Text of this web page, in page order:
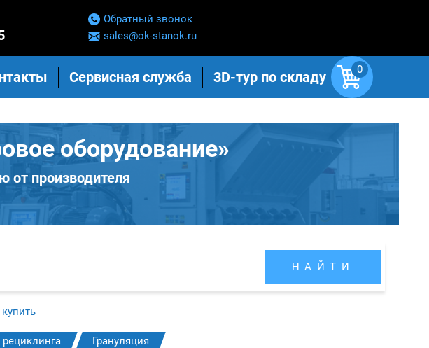
Обратный звонок
sales@ok-stanok.ru
Сервисная служба 3D-тур по складу 0
оборудование»
от производителя
НАЙТИ
Грануляция